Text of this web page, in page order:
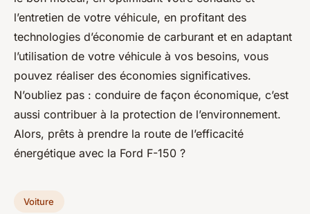
l’entretien de votre véhicule, en profitant des
technologies d’économie de carburant et en adaptant
l’utilisation de votre véhicule à vos besoins, vous
pouvez réaliser des économies significatives.
N’oubliez pas : conduire de façon économique, c’est
aussi contribuer à la protection de l’environnement.
Alors, prêts à prendre la route de l’efficacité
énergétique avec la Ford F-150 ?
Voiture